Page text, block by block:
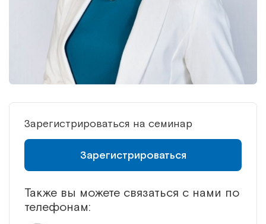
Зарегистрироваться на семинар
Зарегистрироваться
Также вы можете связаться с нами по
телефонам: